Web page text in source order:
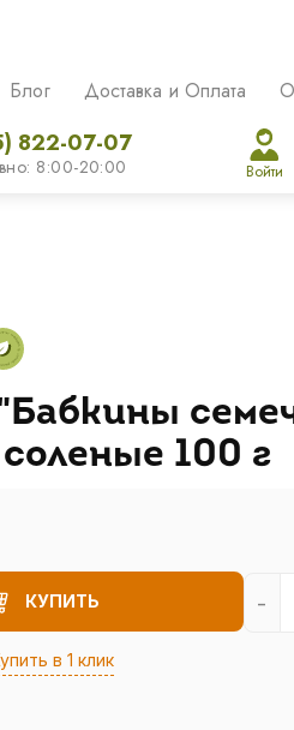
Блог Доставка и Оплата
822-07-07
8:00-20:00 Войти
100 г
КУПИТЬ
в 1 клик
-